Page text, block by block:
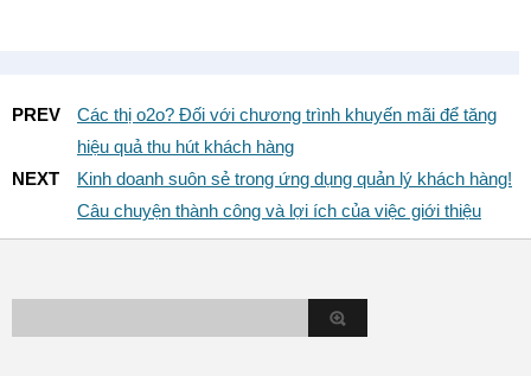
PREV
Các thị o2o? Đối với chương trình khuyến mãi để tăng
hiệu quả thu hút khách hàng
NEXT
Kinh doanh suôn sẻ trong ứng dụng quản lý khách hàng!
Câu chuyện thành công và lợi ích của việc giới thiệu